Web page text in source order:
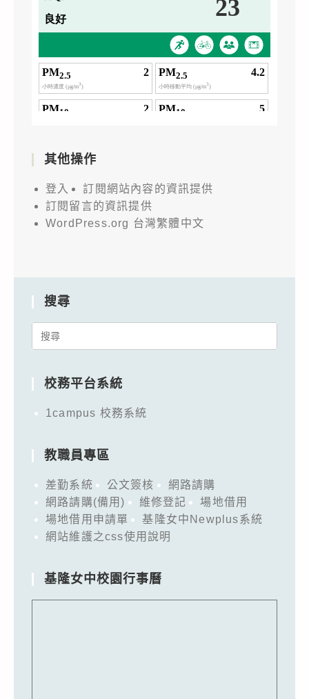
其他操作
登入
訂閱網站內容的資訊提供
訂閱留言的資訊提供
WordPress.org 台灣繁體中文
搜尋
Search
校務平台系統
1campus 校務系統
教職員專區
差勤系統 公文簽核
網路請購
網路請購(備用)
維修登記
場地借用
場地借用申請單
基隆女中Newplus系統
網站維護之css使用說明
基隆女中校園行事曆